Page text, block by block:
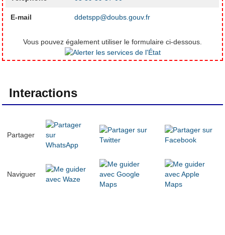
E-mail ddetspp@doubs.gouv.fr
Vous pouvez également utiliser le formulaire ci-dessous.
Interactions
Partager
Naviguer